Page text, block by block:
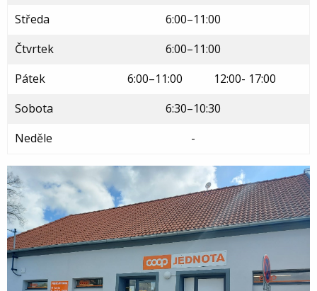
Středa
6:00–11:00
Čtvrtek
6:00–11:00
Pátek
6:00–11:00 12:00- 17:00
Sobota
6:30–10:30
Neděle
-